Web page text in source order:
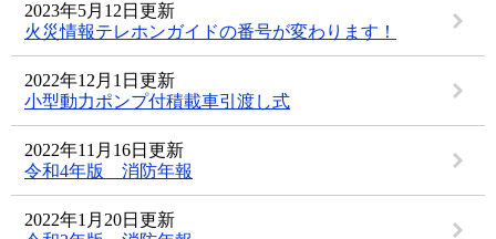
2023年5月12日更新
火災情報テレホンガイドの番号が変わります！
2022年12月1日更新
小型動力ポンプ付積載車引渡し式
2022年11月16日更新
令和4年版 消防年報
2022年1月20日更新